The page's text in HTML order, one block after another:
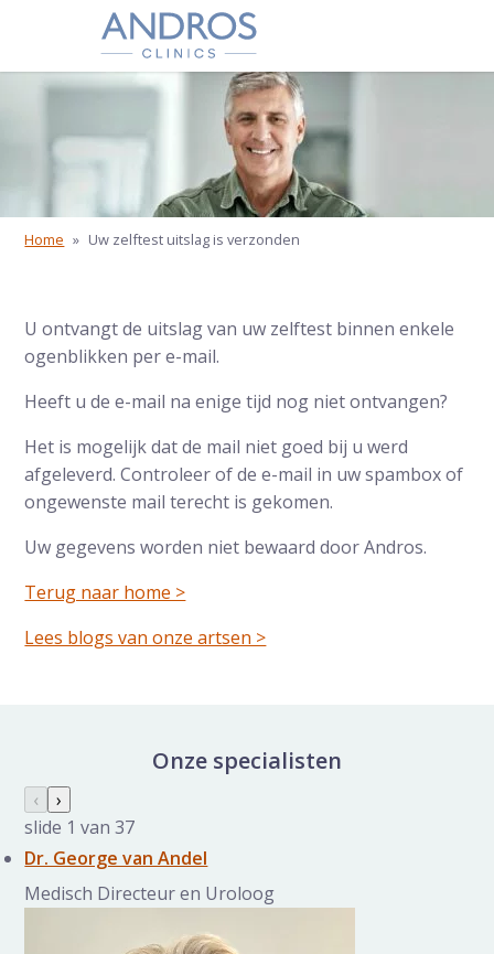
Navigatie overslaan
Home » Uw zelftest uitslag is verzonden
U ontvangt de uitslag van uw zelftest binnen enkele
ogenblikken per e-mail.
Heeft u de e-mail na enige tijd nog niet ontvangen?
Het is mogelijk dat de mail niet goed bij u werd
afgeleverd. Controleer of de e-mail in uw spambox of
ongewenste mail terecht is gekomen.
Uw gegevens worden niet bewaard door Andros.
Terug naar home >
Lees blogs van onze artsen >
Onze specialisten
Specialisten galerij overslaan
Vorige slide
‹ Volgende slide
›
slide 1 van 37
Dr. George van Andel
Medisch Directeur en Uroloog